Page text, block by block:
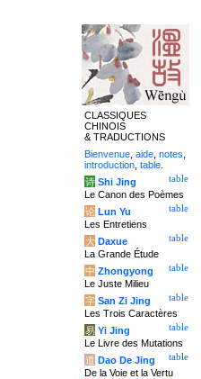
CLASSIQUES
CHINOIS
& TRADUCTIONS
Bienvenue aide notes
introduction table
table
诗 Shi Jing
Le Canon des Poèmes
table
论 Lun Yu
Les Entretiens
table
大 Daxue
La Grande Étude
table
中 Zhongyong
Le Juste Milieu
table
字 San Zi Jing
Les Trois Caractères
table
易 Yi Jing
Le Livre des Mutations
table
道 Dao De Jing
De la Voie et la Vertu